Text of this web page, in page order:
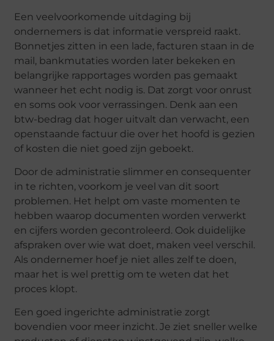
Een veelvoorkomende uitdaging bij
ondernemers is dat informatie verspreid raakt.
Bonnetjes zitten in een lade, facturen staan in de
mail, bankmutaties worden later bekeken en
belangrijke rapportages worden pas gemaakt
wanneer het echt nodig is. Dat zorgt voor onrust
en soms ook voor verrassingen. Denk aan een
btw-bedrag dat hoger uitvalt dan verwacht, een
openstaande factuur die over het hoofd is gezien
of kosten die niet goed zijn geboekt.
Door de administratie slimmer en consequenter
in te richten, voorkom je veel van dit soort
problemen. Het helpt om vaste momenten te
hebben waarop documenten worden verwerkt
en cijfers worden gecontroleerd. Ook duidelijke
afspraken over wie wat doet, maken veel verschil.
Als ondernemer hoef je niet alles zelf te doen,
maar het is wel prettig om te weten dat het
proces klopt.
Een goed ingerichte administratie zorgt
bovendien voor meer inzicht. Je ziet sneller welke